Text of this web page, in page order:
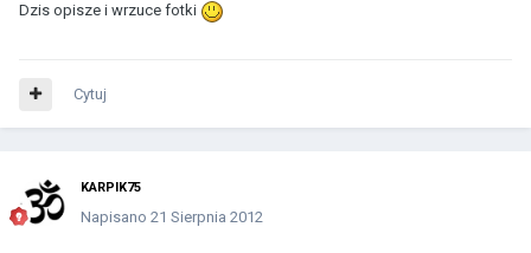
Dzis opisze i wrzuce fotki
Cytuj
KARPIK75
Napisano 21 Sierpnia 2012